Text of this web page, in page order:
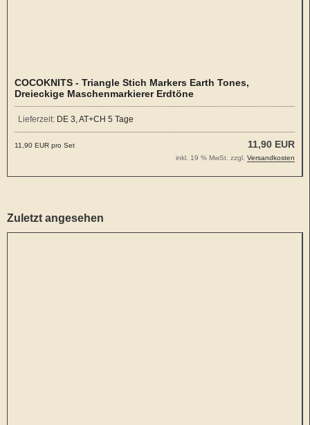
COCOKNITS - Triangle Stich Markers Earth Tones,
Dreieckige Maschenmarkierer Erdtöne
Lieferzeit: DE 3, AT+CH 5 Tage
11,90 EUR
11,90 EUR pro Set
inkl. 19 % MwSt. zzgl. Versandkosten
Zuletzt angesehen